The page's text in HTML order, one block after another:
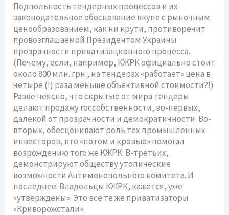
Подпольность тендерных процессов и их
законодательное обоснование вкупе с рыночным
ценообразованием, как ни крути, противоречит
провозглашаемой Президентом Украины
прозрачности приватизационного процесса.
(Почему, если, например, КЖРК официально стоит
около 800 млн. грн., на тендерах «работает» цена в
четыре (!) раза меньше объективной стоимости?!)
Разве неясно, что скрытые от мира тендеры
делают продажу госсобственности, во-первых,
далекой от прозрачности и демократичности. Во-
вторых, обесценивают роль тех промышленных
инвесторов, кто «потом и кровью» помогал
возрождению того же КЖРК. В-третьих,
демонстрируют обществу утопические
возможности Антимонопольного комитета. И
последнее. Владельцы КЖРК, кажется, уже
«утверждены». Это все те же приватизаторы
«Криворожстали».